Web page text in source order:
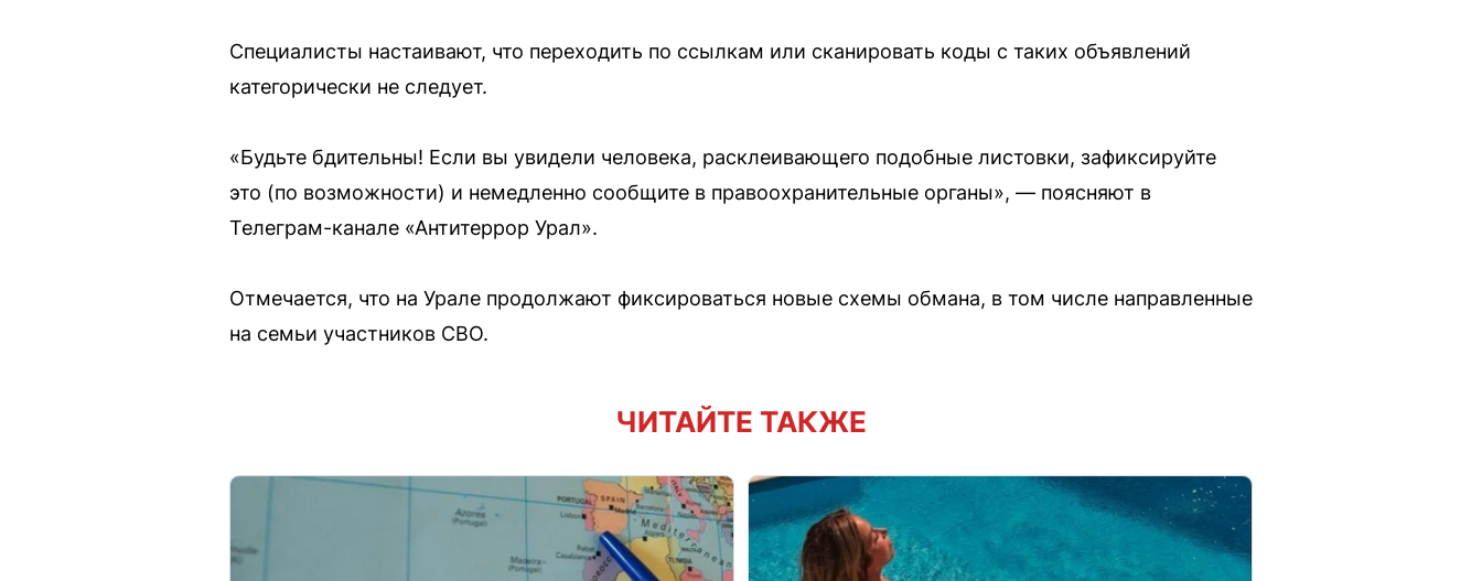
Специалисты настаивают, что переходить по ссылкам или сканировать коды с таких объявлений
категорически не следует.
«Будьте бдительны! Если вы увидели человека, расклеивающего подобные листовки, зафиксируйте
это (по возможности) и немедленно сообщите в правоохранительные органы», — поясняют в
Телеграм-канале «Антитеррор Урал».
Отмечается, что на Урале продолжают фиксироваться новые схемы обмана, в том числе направленные
на семьи участников СВО.
ЧИТАЙТЕ ТАКЖЕ